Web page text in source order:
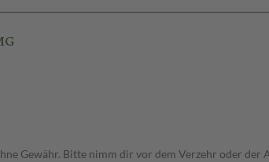
Gewähr. Bitte nimm dir vor dem Verzehr oder